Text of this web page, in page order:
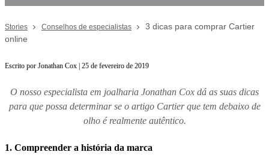
Stories Conselhos de especialistas
3 dicas para comprar Cartier
online
Escrito por Jonathan Cox | 25 de fevereiro de 2019
O nosso especialista em joalharia Jonathan Cox dá as suas dicas
para que possa determinar se o artigo Cartier que tem debaixo de
olho é realmente autêntico.
1. Compreender a história da marca